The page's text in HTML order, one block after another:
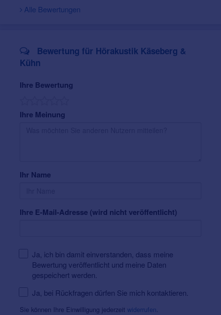
Alle Bewertungen
Bewertung für Hörakustik Käseberg &
Kühn
Ihre Bewertung
Ihre Meinung
Ihr Name
Ihre E-Mail-Adresse (wird nicht veröffentlicht)
Ja, ich bin damit einverstanden, dass meine
Bewertung veröffentlicht und meine Daten
gespeichert werden.
Ja, bei Rückfragen dürfen Sie mich kontaktieren.
Sie können Ihre Einwilligung jederzeit widerrufen.